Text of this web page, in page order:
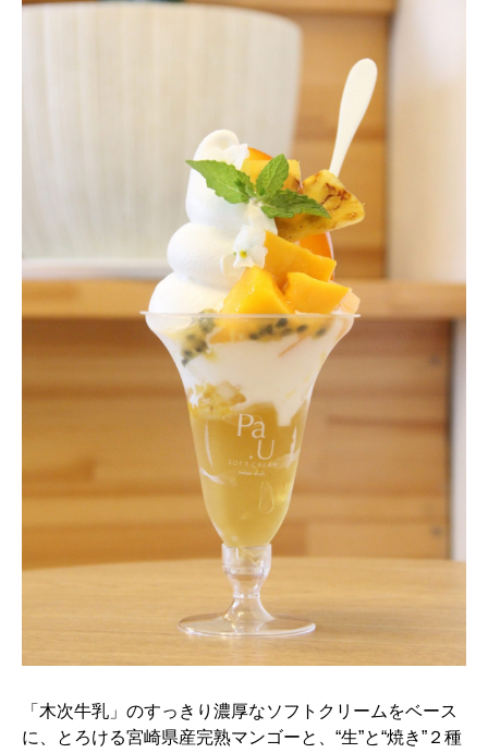
「木次牛乳」のすっきり濃厚なソフトクリームをベース
に、とろける宮崎県産完熟マンゴーと、“生”と“焼き”２種